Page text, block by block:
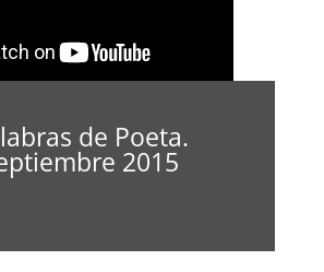
de Poeta.
2015